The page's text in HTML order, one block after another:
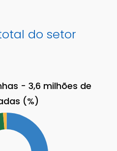
do setor
- 3,6 milhões de
(%)